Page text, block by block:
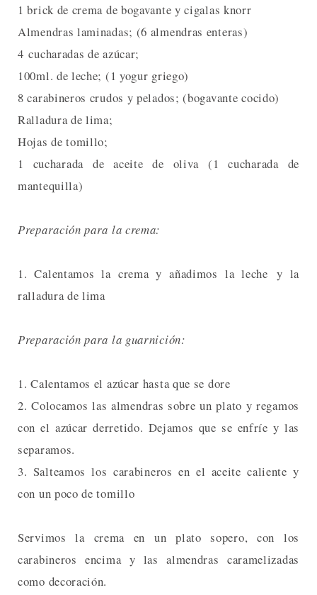
1 brick de crema de bogavante y cigalas knorr
Almendras laminadas; (6 almendras enteras)
4 cucharadas de azúcar;
100ml. de leche; (1 yogur griego)
8 carabineros crudos y pelados; (bogavante cocido)
Ralladura de lima;
Hojas de tomillo;
1 cucharada de aceite de oliva (1 cucharada de
mantequilla)
Preparación para la crema:
1. Calentamos la crema y añadimos la leche y la
ralladura de lima
Preparación para la guarnición:
1. Calentamos el azúcar hasta que se dore
2. Colocamos las almendras sobre un plato y regamos
con el azúcar derretido. Dejamos que se enfríe y las
separamos.
3. Salteamos los carabineros en el aceite caliente y
con un poco de tomillo
Servimos la crema en un plato sopero, con los
carabineros encima y las almendras caramelizadas
como decoración.